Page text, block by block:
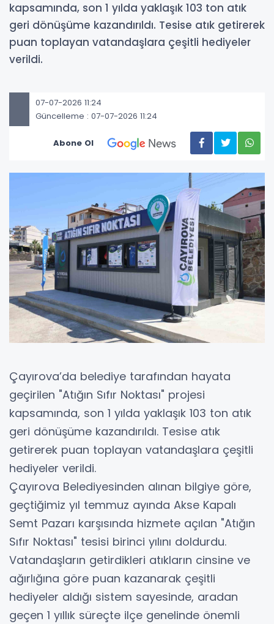
kapsamında, son 1 yılda yaklaşık 103 ton atık
geri dönüşüme kazandırıldı. Tesise atık getirerek
puan toplayan vatandaşlara çeşitli hediyeler
verildi.
07-07-2026 11:24
Güncelleme : 07-07-2026 11:24
Abone Ol
Çayırova’da belediye tarafından hayata
geçirilen "Atığın Sıfır Noktası" projesi
kapsamında, son 1 yılda yaklaşık 103 ton atık
geri dönüşüme kazandırıldı. Tesise atık
getirerek puan toplayan vatandaşlara çeşitli
hediyeler verildi.
Çayırova Belediyesinden alınan bilgiye göre,
geçtiğimiz yıl temmuz ayında Akse Kapalı
Semt Pazarı karşısında hizmete açılan "Atığın
Sıfır Noktası" tesisi birinci yılını doldurdu.
Vatandaşların getirdikleri atıkların cinsine ve
ağırlığına göre puan kazanarak çeşitli
hediyeler aldığı sistem sayesinde, aradan
geçen 1 yıllık süreçte ilçe genelinde önemli